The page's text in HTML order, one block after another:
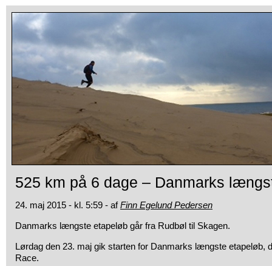
525 km på 6 dage – Danmarks
24. maj 2015 - kl. 5:59 - afFinn Egelund Pedersen
Danmarks længste etapeløb går fra Rudbøl til Skagen.
Lørdag den 23. maj gik starten for Danmarks længste etapeløb,
Race.